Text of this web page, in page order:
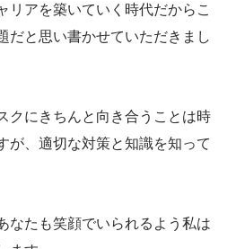
リアを築いていく時代だからこ
だと思い書かせていただきまし
クにきちんと向き合うことは時
が、適切な対策と知識を知って
なたも笑顔でいられるよう私は